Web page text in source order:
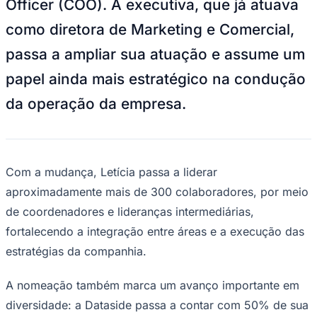
NBA
Fórmula 1
Tênis (ATP)
NHL
Vôlei
Brasileirão Série A
Brasileirão Série B
Paulistão
Copa do Brasil
Libertadores
Sul-Americana
Copa América
Champions League
La Liga
Bundesliga
Mundial 2026
Officer (COO). A executiva, que já atuava
como diretora de Marketing e Comercial,
passa a ampliar sua atuação e assume um
papel ainda mais estratégico na condução
da operação da empresa.
Com a mudança, Letícia passa a liderar
aproximadamente mais de 300 colaboradores, por meio
de coordenadores e lideranças intermediárias,
fortalecendo a integração entre áreas e a execução das
estratégias da companhia.
A nomeação também marca um avanço importante em
diversidade: a Dataside passa a contar com 50% de sua